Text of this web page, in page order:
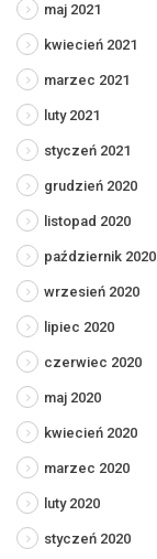
maj 2021
kwiecień 2021
marzec 2021
luty 2021
styczeń 2021
grudzień 2020
listopad 2020
październik 2020
wrzesień 2020
lipiec 2020
czerwiec 2020
maj 2020
kwiecień 2020
marzec 2020
luty 2020
styczeń 2020